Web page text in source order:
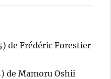
de Frédéric Forestier
de Mamoru Oshii